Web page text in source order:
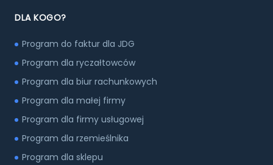
DLA KOGO?
Program do faktur dla JDG
Program dla ryczałtowców
Program dla biur rachunkowych
Program dla małej firmy
Program dla firmy usługowej
Program dla rzemieślnika
Program dla sklepu